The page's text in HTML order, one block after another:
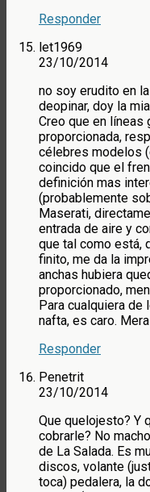
Responder
let1969
23/10/2014
no soy erudito en
deopinar, doy la
Creo que en líneas
proporcionada,
célebres modelos
coincido que el
definición mas
(probablemente
Maserati,
entrada de aire y
que tal como está,
finito, me da la
anchas hubiera
proporcionado,
Para cualquiera
nafta, es caro.
Responder
Penetrit
23/10/2014
Que quelojesto? Y
cobrarle? No
de La Salada. Es
discos, volante
toca) pedalera, la